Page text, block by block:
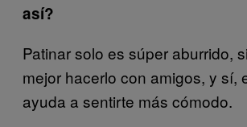
así?
Patinar solo es súper aburrido,
mejor hacerlo con amigos, y sí,
ayuda a sentirte más cómodo.